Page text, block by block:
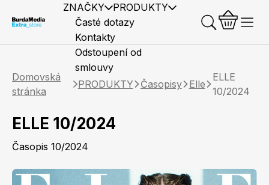
ZNAČKY PRODUKTY
Časté dotazy
Kontakty
Odstoupení od
smlouvy
Domovská
stránka
PRODUKTY Časopisy Elle
ELLE
10/2024
ELLE 10/2024
Časopis 10/2024